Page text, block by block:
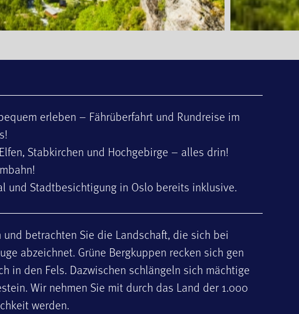
1. Tag: Anreise
erleben – Fährüberfahrt und Rundreise im
Stabkirchen und Hochgebirge – alles drin!
und Stadtbesichtigung in Oslo bereits inklusive.
betrachten Sie die Landschaft, die sich bei
abzeichnet. Grüne Bergkuppen recken sich gen
in den Fels. Dazwischen schlängeln sich mächtige
Wir nehmen Sie mit durch das Land der 1.000
werden.